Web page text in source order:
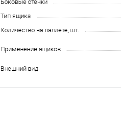
Боковые стенки
Тип ящика
Количество на паллете, шт.
Применение ящиков
Внешний вид